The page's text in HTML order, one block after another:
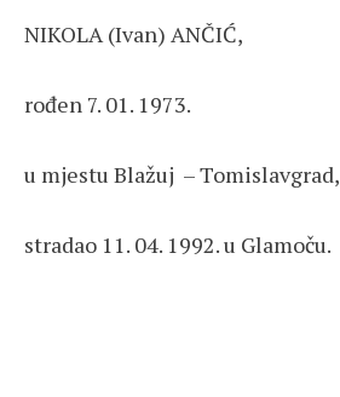
NIKOLA (Ivan) ANČIĆ,
rođen 7. 01. 1973.
u mjestu Blažuj – Tomislavgrad,
stradao 11. 04. 1992. u Glamoču.